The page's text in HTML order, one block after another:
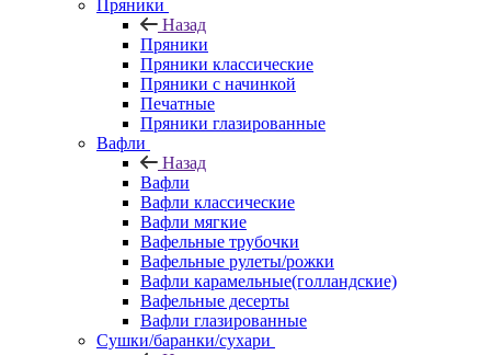
Пряники
Назад
Пряники
Пряники классические
Пряники с начинкой
Печатные
Пряники глазированные
Вафли
Назад
Вафли
Вафли классические
Вафли мягкие
Вафельные трубочки
Вафельные рулеты/рожки
Вафли карамельные(голландские)
Вафельные десерты
Вафли глазированные
Сушки/баранки/сухари